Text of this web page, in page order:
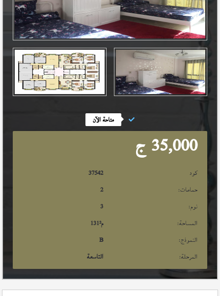
متاحة الآن
35,000 ج
كود
37542
حمامات:
2
نوم:
3
المساحة:
131 م²
النموذج:
B
المرحلة:
التاسعة